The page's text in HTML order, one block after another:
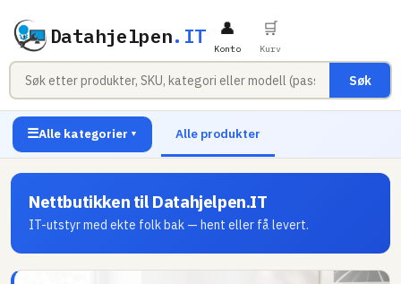
Datahjelpen.IT
Søk
👤
Konto
🛒
Kurv
☰Alle kategorier ▼ Alle produkter
Nettbutikken til Datahjelpen.IT
IT-utstyr med ekte folk bak — hent eller få levert.